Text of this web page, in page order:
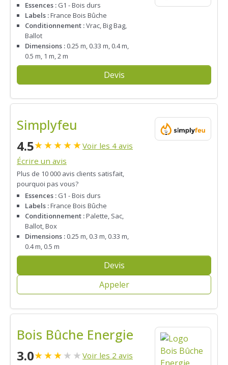
Essences : G1 - Bois durs
Labels :France Bois Bûche
Conditionnement :Vrac, Big Bag,
Ballot
Dimensions : 0.25 m, 0.33 m, 0.4 m,
0.5 m, 1 m, 2 m
Devis
Simplyfeu
4.5★★★★★Voir les 4 avis
Écrire un avis
Plus de 10 000 avis clients satisfait,
pourquoi pas vous?
Essences : G1 - Bois durs
Labels :France Bois Bûche
Conditionnement :Palette, Sac,
Ballot, Box
Dimensions : 0.25 m, 0.3 m, 0.33 m,
0.4 m, 0.5 m
Devis
Appeler
Bois Bûche Energie
3.0★★★★ ★ Voir les 2 avis